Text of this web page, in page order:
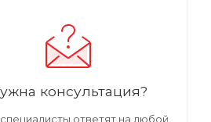
консультация?
ответят на любой